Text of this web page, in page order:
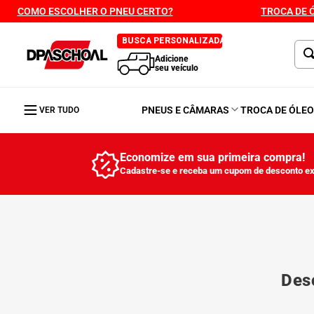
COMO ESCOLHER O PNEU CERTO? TROCA DE
BUSCA PERSONALIZADA
Adicione
seu veículo
VER TUDO PNEUS E CÂMARAS TROCA DE ÓLEO
Economize em sua primeira compra!
Cadastre-se e receba um cupom de desconto